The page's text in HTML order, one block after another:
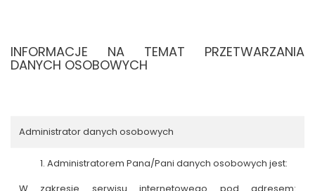
INFORMACJE NA TEMAT PRZETWARZANIA
DANYCH OSOBOWYCH
Administrator danych osobowych
Administratorem Pana/Pani danych osobowych jest: